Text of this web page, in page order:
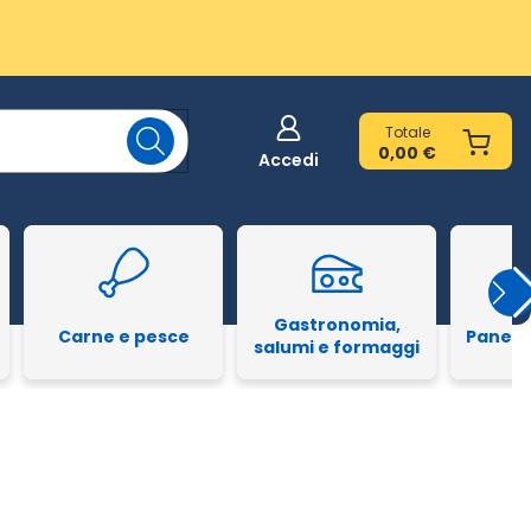
Accedi
Totale
0,00 €
Carne e pesce
Gastronomia,
salumi e formaggi
Pane